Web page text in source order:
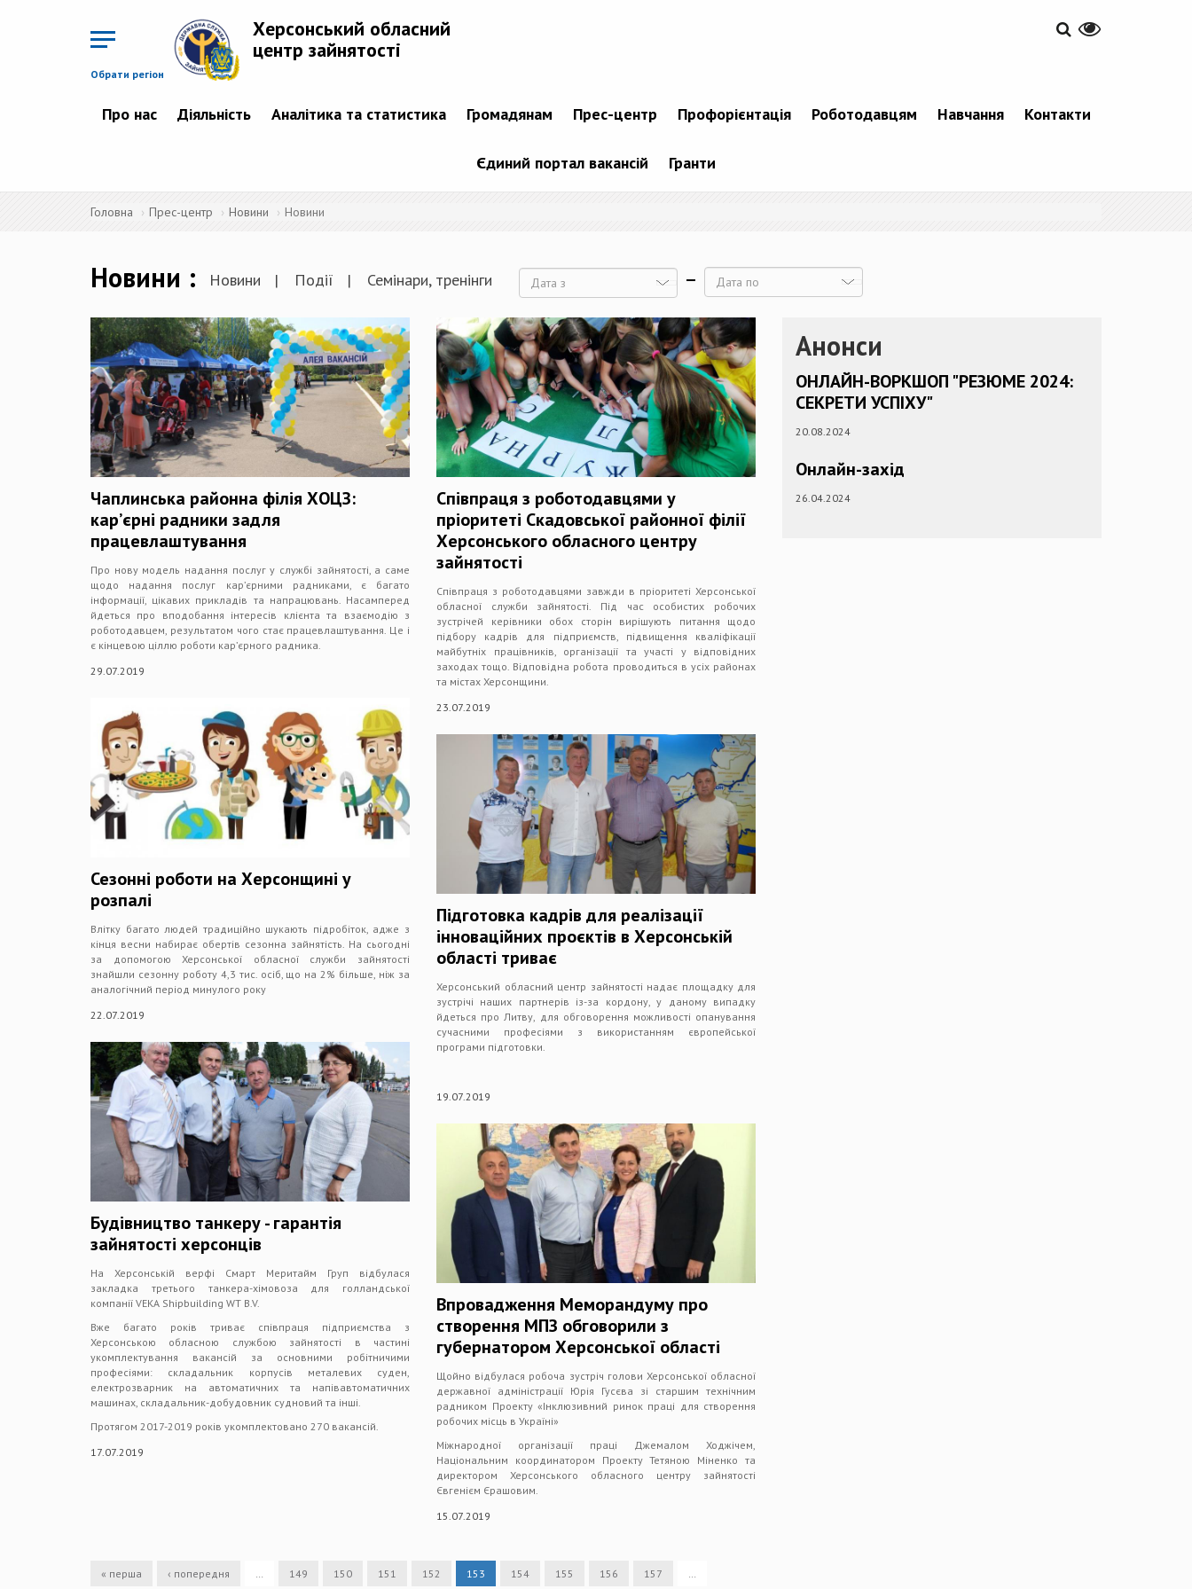
Обрати регіон
Херсонський обласний
центр зайнятості
Про нас Діяльність Аналітика та статистика Громадянам Прес-центр Профорієнтація Роботодавцям Навчання Контакти
Єдиний портал вакансій Гранти
Головна Прес-центр Новини Новини
Новини Новини Події Семінари, тренінги
Чаплинська районна філія ХОЦЗ:
кар’єрні радники задля
працевлаштування
Про нову модель надання послуг у службі зайнятості, а саме
щодо надання послуг кар’єрними радниками, є багато
інформації, цікавих прикладів та напрацювань. Насамперед
йдеться про вподобання інтересів клієнта та взаємодію з
роботодавцем, результатом чого стає працевлаштування. Це і
є кінцевою ціллю роботи кар’єрного радника.
29.07.2019
Сезонні роботи на Херсонщині у
розпалі
Влітку багато людей традиційно шукають підробіток, адже з
кінця весни набирає обертів сезонна зайнятість. На сьогодні
за допомогою Херсонської обласної служби зайнятості
знайшли сезонну роботу 4,3 тис. осіб, що на 2% більше, ніж за
аналогічний період минулого року
22.07.2019
Будівництво танкеру - гарантія
зайнятості херсонців
На Херсонській верфі Смарт Меритайм Груп відбулася
закладка третього танкера-хімовоза для голландської
компанії VEKA Shipbuilding WT B.V.
Вже багато років триває співпраця підприємства з
Херсонською обласною службою зайнятості в частині
укомплектування вакансій за основними робітничими
професіями: складальник корпусів металевих суден,
електрозварник на автоматичних та напівавтоматичних
машинах, складальник-добудовник судновий та інші.
Протягом 2017-2019 років укомплектовано 270 вакансій.
17.07.2019
Співпраця з роботодавцями у
пріоритеті Скадовської районної філії
Херсонського обласного центру
зайнятості
Співпраця з роботодавцями завжди в пріоритеті Херсонської
обласної служби зайнятості. Під час особистих робочих
зустрічей керівники обох сторін вирішують питання щодо
підбору кадрів для підприємств, підвищення кваліфікації
майбутніх працівників, організації та участі у відповідних
заходах тощо. Відповідна робота проводиться в усіх районах
та містах Херсонщини.
23.07.2019
Підготовка кадрів для реалізації
інноваційних проєктів в Херсонській
області триває
Херсонський обласний центр зайнятості надає площадку для
зустрічі наших партнерів із-за кордону, у даному випадку
йдеться про Литву, для обговорення можливості опанування
сучасними професіями з використанням європейської
програми підготовки.
19.07.2019
Впровадження Меморандуму про
створення МПЗ обговорили з
губернатором Херсонської області
Щойно відбулася робоча зустріч голови Херсонської обласної
державної адміністрації Юрія Гусєва зі старшим технічним
радником Проекту «Інклюзивний ринок праці для створення
робочих місць в Україні»
Міжнародної організації праці Джемалом Ходжічем,
Національним координатором Проекту Тетяною Міненко та
директором Херсонського обласного центру зайнятості
Євгенієм Єрашовим.
15.07.2019
« перша ‹ попередня … 149 150 151 152 153 154 155 156 157 …
Анонси
ОНЛАЙН-ВОРКШОП "РЕЗЮМЕ 2024:
СЕКРЕТИ УСПІХУ"
20.08.2024
Онлайн-захід
26.04.2024